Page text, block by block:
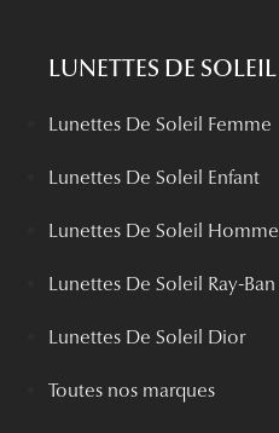
LUNETTES DE SOLEIL
Lunettes De Soleil Femme
Lunettes De Soleil Enfant
Lunettes De Soleil Homme
Lunettes De Soleil Ray-Ban
Lunettes De Soleil Dior
Toutes nos marques